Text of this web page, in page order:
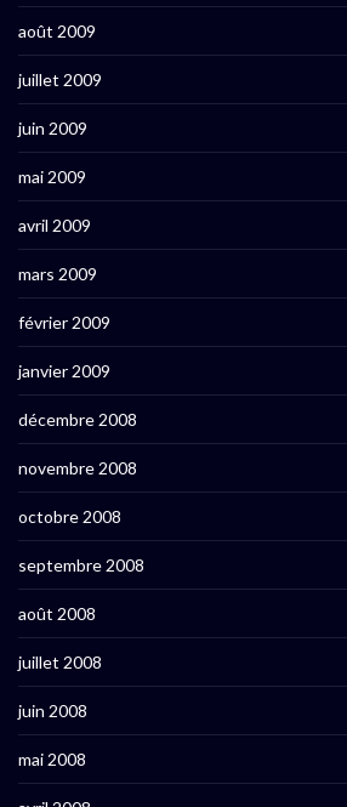
août 2009
juillet 2009
juin 2009
mai 2009
avril 2009
mars 2009
février 2009
janvier 2009
décembre 2008
novembre 2008
octobre 2008
septembre 2008
août 2008
juillet 2008
juin 2008
mai 2008